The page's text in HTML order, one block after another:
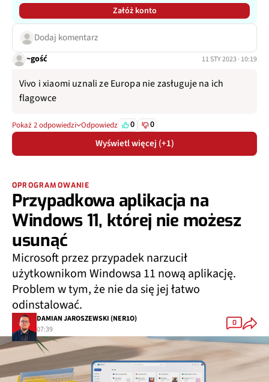
Załóż konto
Dodaj komentarz
~gość 11 STY 2023 · 10:19
Vivo i xiaomi uznali ze Europa nie zasługuje na ich
flagowce
Pokaż 2 odpowiedzi Odpowiedz 0 0
Wyświetl więcej (+1)
OPROGRAMOWANIE
Przypadkowa aplikacja na
Windows 11, której nie możesz
usunąć
Microsoft przez przypadek narzucił
użytkownikom Windowsa 11 nową aplikację.
Problem w tym, że nie da się jej łatwo
odinstalować.
DAMIAN JAROSZEWSKI (NER1O)
07:39
0